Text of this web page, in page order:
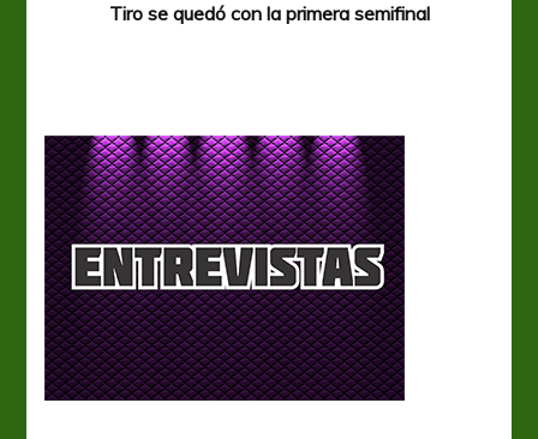
Tiro se quedó con la primera semifinal